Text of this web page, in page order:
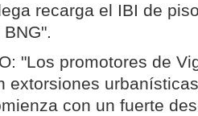
recarga el IBI de
"Los promotores de
extorsiones
con un fuerte